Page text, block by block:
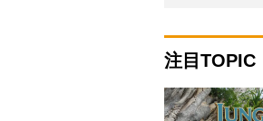
注目TOPIC